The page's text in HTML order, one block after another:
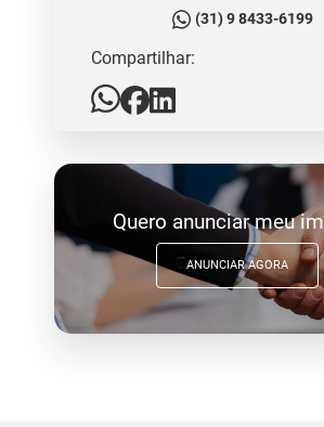
(31) 9 8433-6199
Compartilhar:
Quero anunciar meu
ANUNCIAR AGORA